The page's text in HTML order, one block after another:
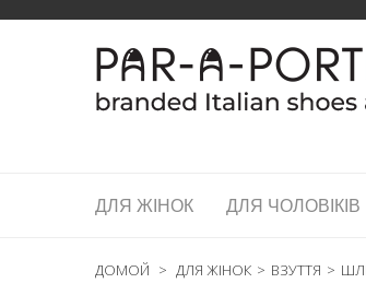
ДЛЯ ЖІНОК ДЛЯ ЧОЛОВІКІВ
ДОМОЙ > ДЛЯ ЖІНОК > ВЗУТТЯ >